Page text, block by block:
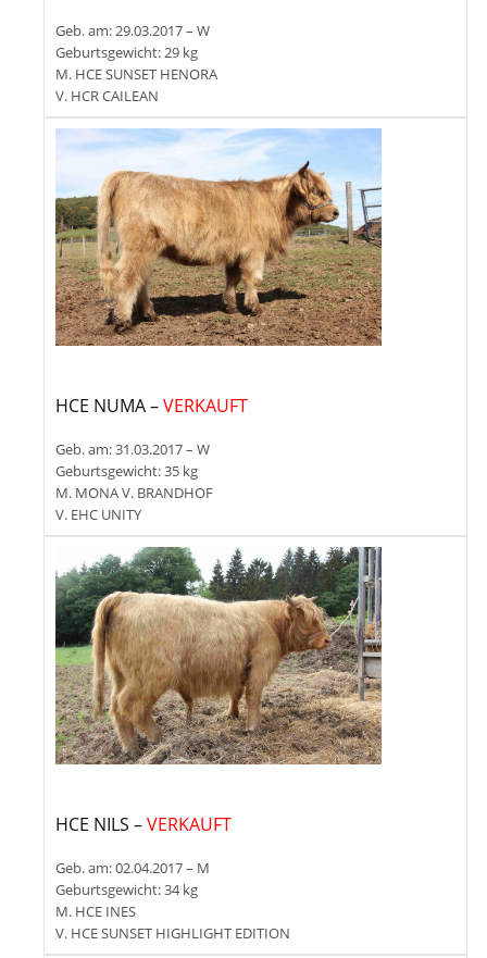
Geb. am: 29.03.2017 – W
Geburtsgewicht: 29 kg
M. HCE SUNSET HENORA
V. HCR CAILEAN
HCE NUMA –VERKAUFT
Geb. am: 31.03.2017 – W
Geburtsgewicht: 35 kg
M. MONA V. BRANDHOF
V. EHC UNITY
HCE NILS –VERKAUFT
Geb. am: 02.04.2017 – M
Geburtsgewicht: 34 kg
M. HCE INES
V. HCE SUNSET HIGHLIGHT EDITION